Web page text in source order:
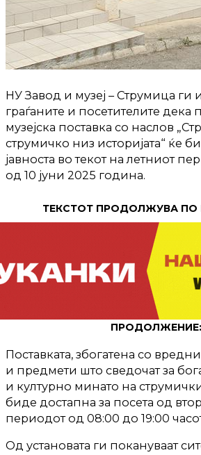
НУ Завод и музеј – Струмица
граѓаните и посетителите дека
музејска поставка со наслов
струмичко низ историјата“ ќе
јавноста во текот на летниот
од 10 јуни 2025 година.
ТЕКСТОТ ПРОДОЛЖУВА ПО
ПРОДОЛЖЕНИЕ:
Поставката, збогатена со
и предмети што сведочат за
и културно минато на
биде достапна за посета од
периодот од 08:00 до 19:00
Од установата ги покануваат